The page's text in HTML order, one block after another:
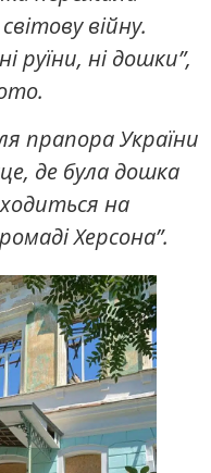
війну.
руїни, ні дошки”,
прапора України
де була дошка
на
Херсона”.